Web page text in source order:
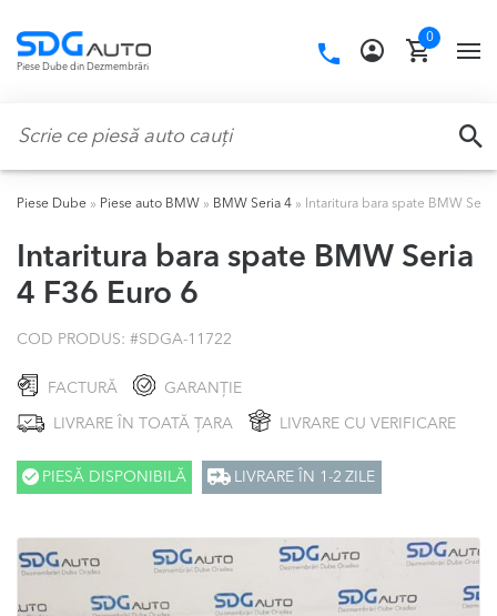
navigation
content
Piese Dube din Dezmembrări
Call
0
Piese Dube » Piese auto BMW » BMW Seria 4 » Intaritura bara spate BMW
Intaritura bara spate BMW Seria
4 F36 Euro 6
COD PRODUS: #SDGA-11722
FACTURĂ GARANȚIE
LIVRARE ÎN TOATĂ ȚARA LIVRARE CU VERIFICARE
PIESĂ DISPONIBILĂ LIVRARE ÎN 1-2 ZILE